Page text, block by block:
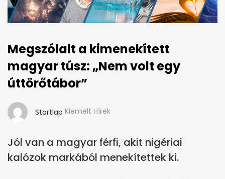
Megszólalt a kimenekített
magyar túsz: „Nem volt egy
úttörőtábor”
Startlap Kiemelt Hírek
Jól van a magyar férfi, akit nigériai
kalózok markából menekítettek ki.